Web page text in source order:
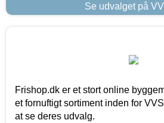
Se udvalget på
Frishop.dk er et stort online
et fornuftigt sortiment inden for
at se deres udvalg.